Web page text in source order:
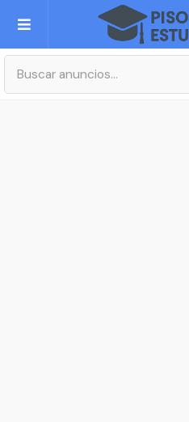
Publica tu Anuncio